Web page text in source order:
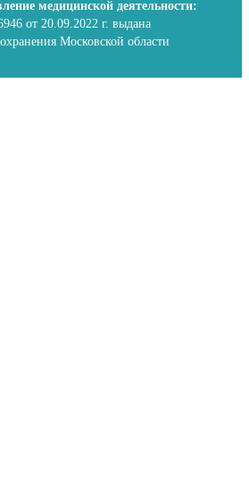
медицинской деятельности:
от 20.09.2022 г. выдана
Московской области